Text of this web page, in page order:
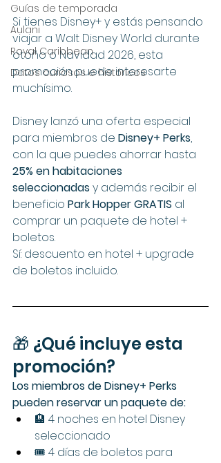
Guías de temporada
Aulani
Royal Caribbean
Datos curiosos e históricos
Si tienes Disney+ y estás pensando
viajar a Walt Disney World durante
otoño o Navidad 2026, esta
promoción puede interesarte
muchísimo.
Disney lanzó una oferta especial
para miembros de Disney+ Perks,
con la que puedes ahorrar hasta
25% en habitaciones
seleccionadas y además recibir el
beneficio Park Hopper GRATIS al
comprar un paquete de hotel +
boletos.
Sí: descuento en hotel + upgrade
de boletos incluido.
🎁 ¿Qué incluye esta
promoción?
Los miembros de Disney+ Perks
pueden reservar un paquete de:
🏨 4 noches en hotel Disney
seleccionado
🎟️ 4 días de boletos para